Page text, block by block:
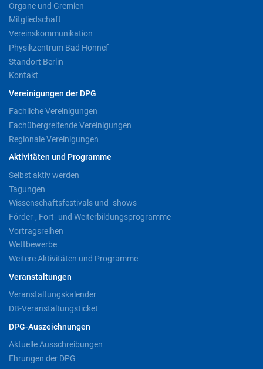
Organe und Gremien
Mitgliedschaft
Vereinskommunikation
Physikzentrum Bad Honnef
Standort Berlin
Kontakt
Vereinigungen der DPG
Fachliche Vereinigungen
Fachübergreifende Vereinigungen
Regionale Vereinigungen
Aktivitäten und Programme
Selbst aktiv werden
Tagungen
Wissenschaftsfestivals und -shows
Förder-, Fort- und Weiterbildungsprogramme
Vortragsreihen
Wettbewerbe
Weitere Aktivitäten und Programme
Veranstaltungen
Veranstaltungskalender
DB-Veranstaltungsticket
DPG-Auszeichnungen
Aktuelle Ausschreibungen
Ehrungen der DPG